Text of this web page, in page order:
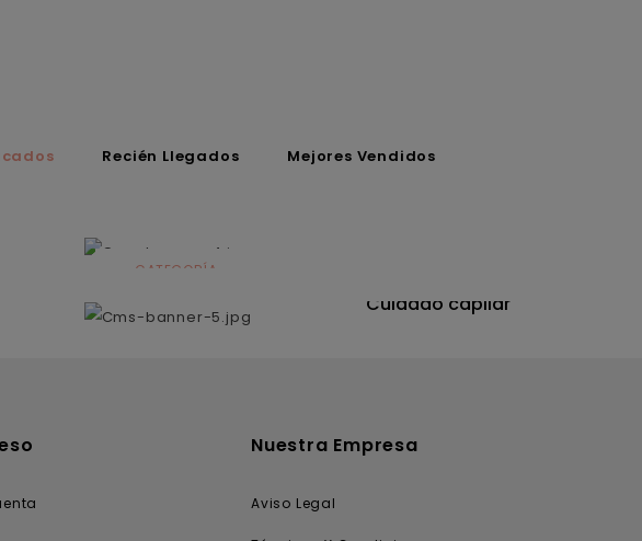
Recién Llegados Mejores Vendidos
CATEGORÍA
Cuidado capilar
Nuestra Empresa
Aviso Legal